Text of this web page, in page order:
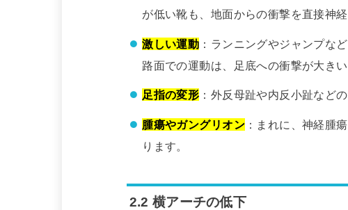
が低い靴も、地面からの衝撃を直接神
激しい運動 ：ランニングやジャンプな
路面での運動は、足底への衝撃が大き
足指の変形 ：外反母趾や内反小趾など
腫瘍やガングリオン：まれに、神経腫
ります。
2.2 横アーチの低下